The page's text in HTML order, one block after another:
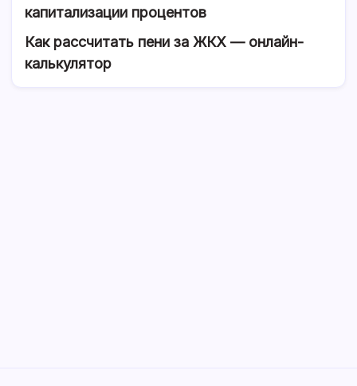
капитализации процентов
Как рассчитать пени за ЖКХ — онлайн-
калькулятор